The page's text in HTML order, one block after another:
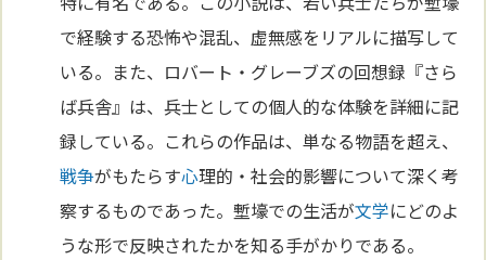
で経験する恐怖や混乱、虚無感をリアルに描写して
いる。また、ロバート・グレーブズの回想録『さら
ば兵舎』は、兵士としての個人的な体験を詳細に記
録している。これらの作品は、単なる物語を超え、
戦争がもたらす心理的・社会的影響について深く考
察するものであった。塹壕での生活が文学にどのよ
うな形で反映されたかを知る手がかりである。